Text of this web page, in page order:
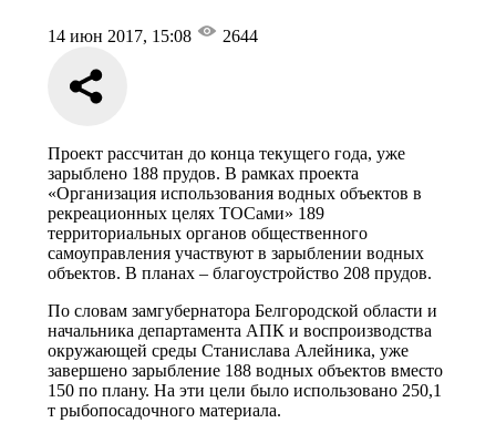
14 июн 2017, 15:08 2644
Проект рассчитан до конца текущего года, уже
зарыблено 188 прудов. В рамках проекта
«Организация использования водных объектов в
рекреационных целях ТОСами» 189
территориальных органов общественного
самоуправления участвуют в зарыблении водных
объектов. В планах – благоустройство 208 прудов.
По словам замгубернатора Белгородской области и
начальника департамента АПК и воспроизводства
окружающей среды Станислава Алейника, уже
завершено зарыбление 188 водных объектов вместо
150 по плану. На эти цели было использовано 250,1
т рыбопосадочного материала.